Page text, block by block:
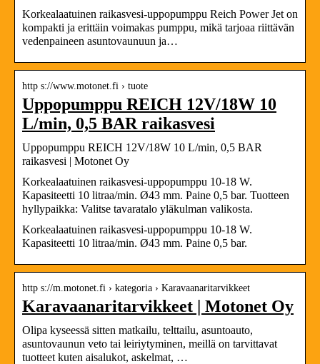
Korkealaatuinen raikasvesi-uppopumppu Reich Power Jet on
kompakti ja erittäin voimakas pumppu, mikä tarjoaa riittävän
vedenpaineen asuntovaunuun ja…
http s://www.motonet.fi › tuote
Uppopumppu REICH 12V/18W 10
L/min, 0,5 BAR raikasvesi
Uppopumppu REICH 12V/18W 10 L/min, 0,5 BAR
raikasvesi | Motonet Oy
Korkealaatuinen raikasvesi-uppopumppu 10-18 W.
Kapasiteetti 10 litraa/min. Ø43 mm. Paine 0,5 bar. Tuotteen
hyllypaikka: Valitse tavaratalo yläkulman valikosta.
Korkealaatuinen raikasvesi-uppopumppu 10-18 W.
Kapasiteetti 10 litraa/min. Ø43 mm. Paine 0,5 bar.
http s://m.motonet.fi › kategoria › Karavaanaritarvikkeet
Karavaanaritarvikkeet | Motonet Oy
Olipa kyseessä sitten matkailu, telttailu, asuntoauto,
asuntovaunun veto tai leiriytyminen, meillä on tarvittavat
tuotteet kuten aisalukot, askelmat, …